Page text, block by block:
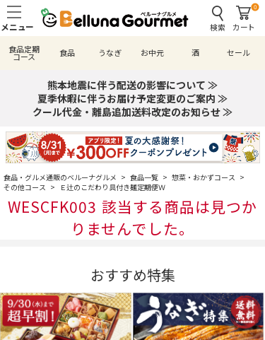
検索
0
カート
食品定期
コース 食品 うなぎ お中元 酒 セール
熊本地震に伴う配送の影響について ≫
夏季休暇に伴うお届け予定変更のご案内 ≫
クール代金・離島追加送料改定のお知らせ ≫
食品・グルメ通販のベルーナグルメ > 食品一覧 > 惣菜・おかずコース >
その他コース > Ｅ辻のこだわり具付き麺定期便Ｗ
WESCFK003 該当する商品は見つか
りませんでした。
おすすめ特集